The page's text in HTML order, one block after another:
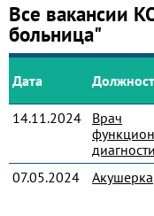
Все вакансии
больница"
Дата
14.11.2024
Врач
07.05.2024
Акушерка